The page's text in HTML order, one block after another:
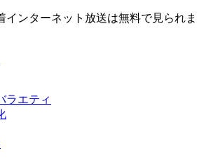
インターネット放送は無料で見られま
ラエティ